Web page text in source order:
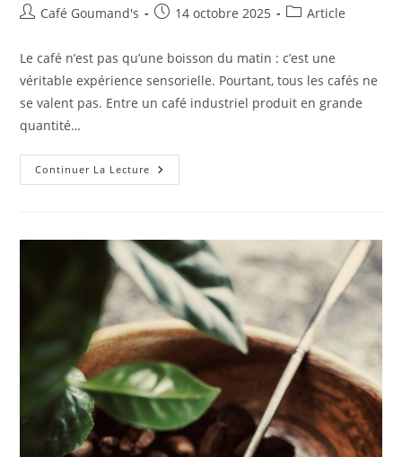
Café Goumand's 14 octobre 2025 Article
Le café n’est pas qu’une boisson du matin : c’est une
véritable expérience sensorielle. Pourtant, tous les cafés ne
se valent pas. Entre un café industriel produit en grande
quantité…
Continuer La Lecture